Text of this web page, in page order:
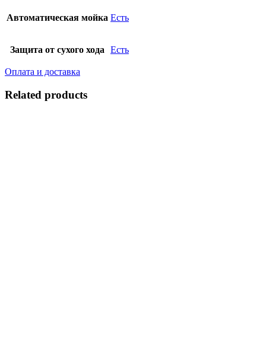
Автоматическая мойка Есть
Защита от сухого хода Есть
Оплата и доставка
Related products